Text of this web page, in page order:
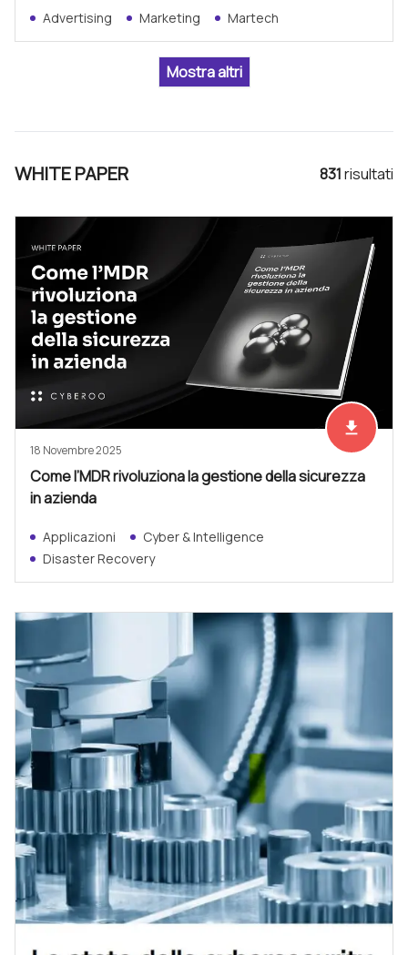
Advertising Marketing Martech
WHITE PAPER 831risultati
Scarica
file_download
18 Novembre 2025
Come l’MDR rivoluziona la gestione della sicurezza
in azienda
Applicazioni
Cyber & Intelligence
Disaster Recovery